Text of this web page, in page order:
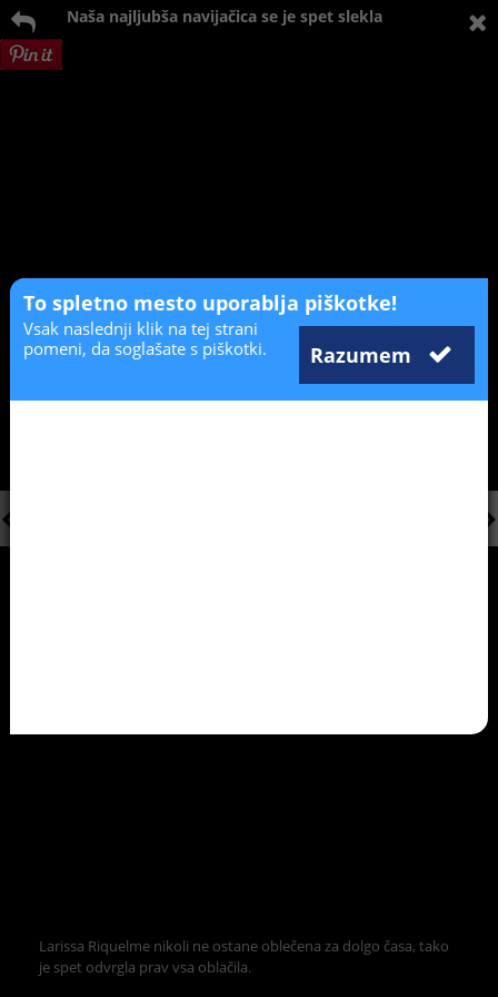
Naša najljubša navijačica se je spet slekla
Larissa Riquelme nikoli ne ostane oblečena za dolgo časa, tako
je spet odvrgla prav vsa oblačila.
To spletno mesto uporablja piškotke!
Razumem
Vsak naslednji klik na tej strani
pomeni, da soglašate s piškotki.